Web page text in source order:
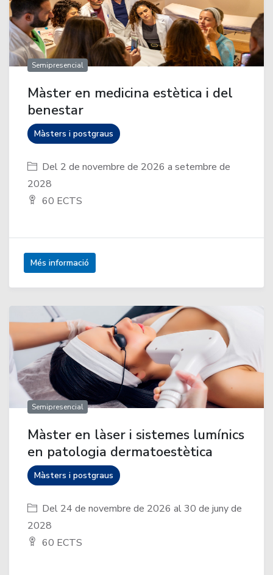
Semipresencial
Màster en medicina estètica i del
benestar
Màsters i postgraus
Del 2 de novembre de 2026 a setembre de
2028
60 ECTS
Més informació
Semipresencial
Màster en làser i sistemes lumínics
en patologia dermatoestètica
Màsters i postgraus
Del 24 de novembre de 2026 al 30 de juny de
2028
60 ECTS